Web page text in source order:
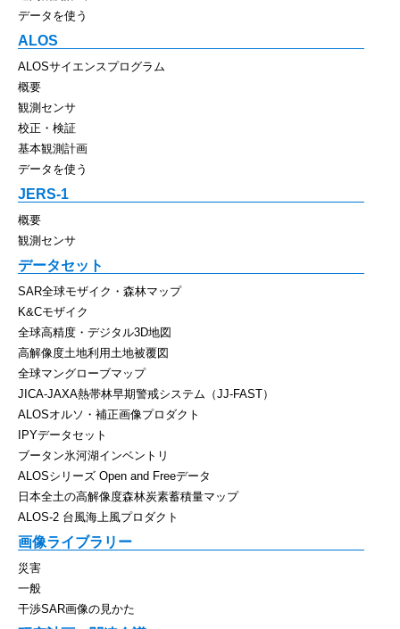
データを使う
ALOS
ALOSサイエンスプログラム
概要
観測センサ
校正・検証
基本観測計画
データを使う
JERS-1
概要
観測センサ
データセット
SAR全球モザイク・森林マップ
K&Cモザイク
全球高精度・デジタル3D地図
高解像度土地利用土地被覆図
全球マングローブマップ
JICA-JAXA熱帯林早期警戒システム（JJ-FAST）
ALOSオルソ・補正画像プロダクト
IPYデータセット
ブータン氷河湖インベントリ
ALOSシリーズ Open and Freeデータ
日本全土の高解像度森林炭素蓄積量マップ
ALOS-2 台風海上風プロダクト
画像ライブラリー
災害
一般
干渉SAR画像の見かた